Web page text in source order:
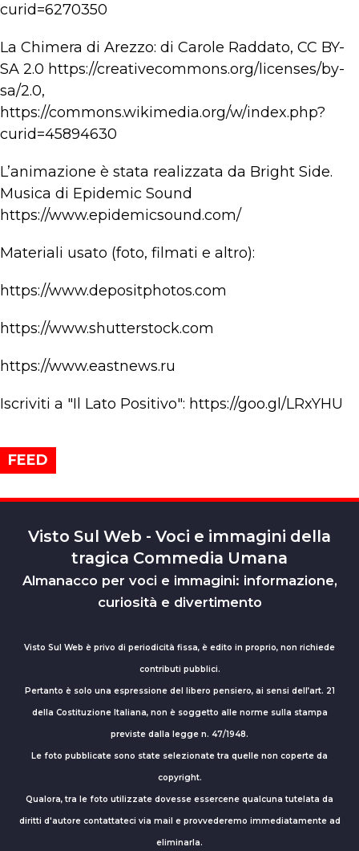
curid=6270350
La Chimera di Arezzo: di Carole Raddato, CC BY-
SA 2.0 https://creativecommons.org/licenses/by-
sa/2.0,
https://commons.wikimedia.org/w/index.php?
curid=45894630
L’animazione è stata realizzata da Bright Side.
Musica di Epidemic Sound
https://www.epidemicsound.com/
Materiali usato (foto, filmati e altro):
https://www.depositphotos.com
https://www.shutterstock.com
https://www.eastnews.ru
Iscriviti a "Il Lato Positivo": https://goo.gl/LRxYHU
FEED
Visto Sul Web - Voci e immagini della
tragica Commedia Umana
Almanacco per voci e immagini: informazione,
curiosità e divertimento
Visto Sul Web è privo di periodicità fissa, è edito in proprio, non richiede
contributi pubblici.
Pertanto è solo una espressione del libero pensiero, ai sensi dell’art. 21
della Costituzione Italiana, non è soggetto alle norme sulla stampa
previste dalla legge n. 47/1948.
Le foto pubblicate sono state selezionate tra quelle non coperte da
copyright.
Qualora, tra le foto utilizzate dovesse essercene qualcuna tutelata da
diritti d'autore contattateci via mail e provvederemo immediatamente ad
eliminarla.